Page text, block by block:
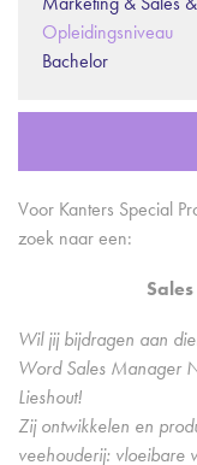
Opleidingsniveau
Bachelor
Voor Kanters Special
zoek naar een:
Wil jij bijdragen aan
Word Sales Manager
Lieshout!
Zij ontwikkelen en
veehouderij: vloeibare